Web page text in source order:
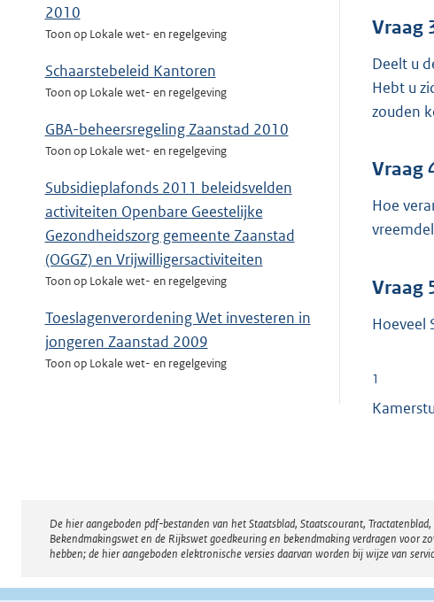
2010
Toon op Lokale wet- en regelgeving
Schaarstebeleid Kantoren
Toon op Lokale wet- en regelgeving
GBA-beheersregeling Zaanstad 2010
Toon op Lokale wet- en regelgeving
Subsidieplafonds 2011 beleidsvelden
activiteiten Openbare Geestelijke
Gezondheidszorg gemeente Zaanstad
(OGGZ) en Vrijwilligersactiviteiten
Toon op Lokale wet- en regelgeving
Toeslagenverordening Wet investeren in
jongeren Zaanstad 2009
Toon op Lokale wet- en regelgeving
Vraag
Deelt u
Hebt u
zouden
Vraag
Hoe
Vraag
Hoeveel
1
Disclaimer
De hier aangeboden pdf-bestanden van het Staatsblad, Staatscourant,
Bekendmakingswet en de Rijkswet goedkeuring en bekendmaking verdragen voor
hebben; de hier aangeboden elektronische versies daarvan worden bij wijze van